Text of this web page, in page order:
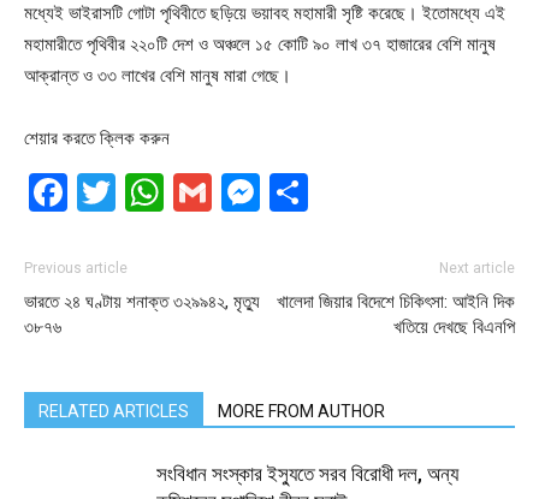
মধ্যেই ভাইরাসটি গোটা পৃথিবীতে ছড়িয়ে ভয়াবহ মহামারী সৃষ্টি করেছে। ইতোমধ্যে এই
মহামারীতে পৃথিবীর ২২০টি দেশ ও অঞ্চলে ১৫ কোটি ৯০ লাখ ৩৭ হাজারের বেশি মানুষ
আক্রান্ত ও ৩৩ লাখের বেশি মানুষ মারা গেছে।
শেয়ার করতে ক্লিক করুন
Facebook
Twitter
WhatsApp
GmailMessenger
Previous article
ভারতে ২৪ ঘণ্টায় শনাক্ত ৩২৯৯৪২, মৃত্যু
৩৮৭৬
Next article
খালেদা জিয়ার বিদেশে চিকিৎসা: আইনি দিক
খতিয়ে দেখছে বিএনপি
RELATED ARTICLES MORE FROM AUTHOR
সংবিধান সংস্কার ইস্যুতে সরব বিরোধী দল, অন্য